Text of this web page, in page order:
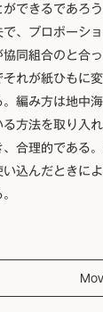
ができるであろ
で、プロポーシ
協同組合のと合
それが紙ひもに
。編み方は地中
る方法を取り入
、合理的である
い込んだときに